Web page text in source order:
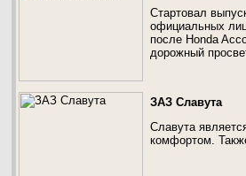
Стартовал
официальных
после Honda
дорожный
ЗАЗ Славута
Славута
комфортом.